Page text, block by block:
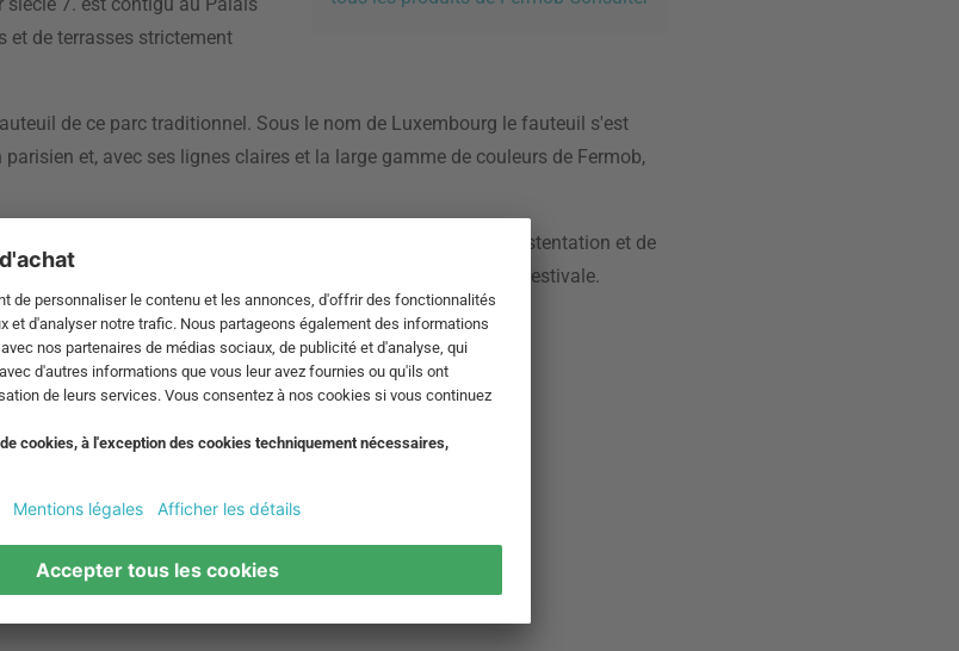
et de terrasses strictement
de ce parc traditionnel. Sous le nom de Luxembourg le fauteuil s'est
et, avec ses lignes claires et la large gamme de couleurs de Fermob,
historique, mais il est agréablement sobre et dispense d'ostentation et de
disponibles l'offrent en termes de brillance et de fraîcheur estivale.
l'été sur votre balcon, votre terrasse ou votre jardin.